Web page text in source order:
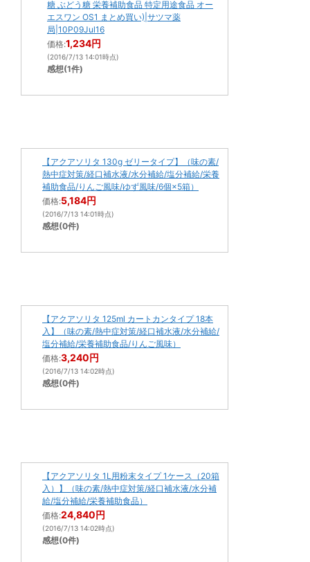
糖 ぶどう糖 栄養補助食品 特定用途食品 オー
エスワン OS1 まとめ買い)|サツマ薬
局|10P09Jul16
価格:1,234円
(2016/7/13 14:01時点)
感想(1件)
【アクアソリタ 130g ゼリータイプ】（味の素/
熱中症対策/経口補水液/水分補給/塩分補給/栄養
補助食品/りんご風味/ゆず風味/6個×5箱）
価格:5,184円
(2016/7/13 14:01時点)
感想(0件)
【アクアソリタ 125ml カートカンタイプ 18本
入】（味の素/熱中症対策/経口補水液/水分補給/
塩分補給/栄養補助食品/りんご風味）
価格:3,240円
(2016/7/13 14:02時点)
感想(0件)
【アクアソリタ 1L用粉末タイプ 1ケース（20箱
入）】（味の素/熱中症対策/経口補水液/水分補
給/塩分補給/栄養補助食品）
価格:24,840円
(2016/7/13 14:02時点)
感想(0件)